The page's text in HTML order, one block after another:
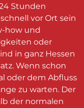
Stunden
vor Ort sein
how und
oder
in ganz Hessen
Wenn schon
oder dem Abfluss
zu warten. Der
der normalen